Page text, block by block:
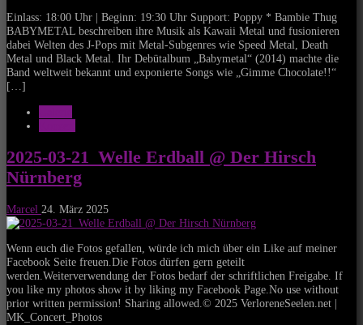
Einlass: 18:00 Uhr | Beginn: 19:30 Uhr Support: Poppy * Bambie Thug
BABYMETAL beschreiben ihre Musik als Kawaii Metal und fusionieren
dabei Welten des J-Pops mit Metal-Subgenres wie Speed Metal, Death
Metal und Black Metal. Ihr Debütalbum „Babymetal“ (2014) machte die
Band weltweit bekannt und exponierte Songs wie „Gimme Chocolate!!“
[…]
2025-03-21_Welle Erdball @ Der Hirsch
Nürnberg
Marcel 24. März 2025
Wenn euch die Fotos gefallen, würde ich mich über ein Like auf meiner
Facebook Seite freuen.Die Fotos dürfen gern geteilt
werden.Weiterverwendung der Fotos bedarf der schriftlichen Freigabe. If
you like my photos show it by liking my Facebook Page.No use without
prior written permission! Sharing allowed.© 2025 VerloreneSeelen.net |
MK_Concert_Photos